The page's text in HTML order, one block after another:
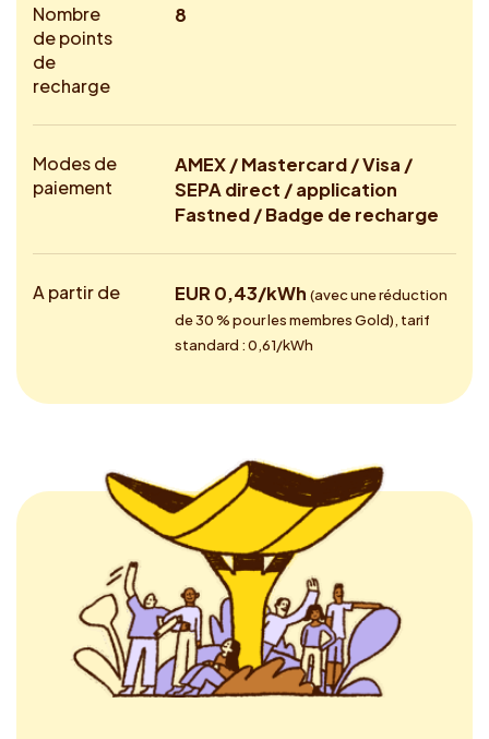
Nombre
de points
de
recharge
8
Modes de
paiement
AMEX / Mastercard / Visa /
SEPA direct / application
Fastned / Badge de recharge
A partir de EUR 0,43/kWh (avec une réduction
de 30 % pour les membres Gold), tarif
standard : 0,61/kWh